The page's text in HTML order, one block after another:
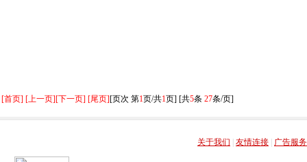
[首页] [上一页][下一页] [尾页][页次 第1页/共1页] [共5条 27条/页]
关于我们 友情连接 广告服务